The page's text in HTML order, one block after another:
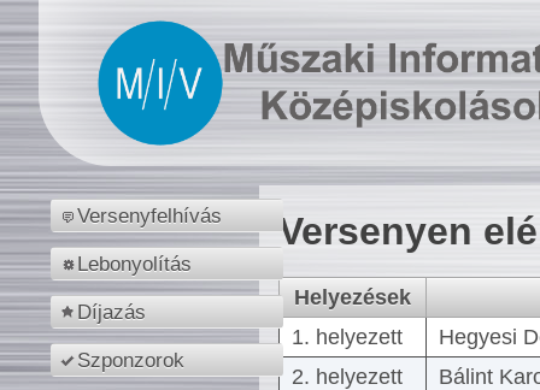
Versenyfelhívás
Lebonyolítás
Díjazás
Szponzorok
Versenyen
Helyezések
1. helyezett
Hegyesi
2. helyezett
Bálint